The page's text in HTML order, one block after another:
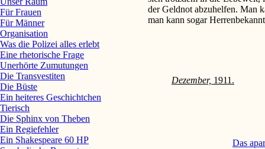
der Geldnot abzuhelfen. Man
man kann sogar
Dezember, 1911.
Das
Für Frauen
Für Männer
Organisation
Was die Polizei alles erlebt
Eine rhetorische Frage
Unerhörte Zumutungen
Die Transvestiten
Die Büste
Ein heiteres Geschichtchen
Tierisch
Die Sphinx von Theben
Ein Regiefehler
Ein Shakespeare 60 HP